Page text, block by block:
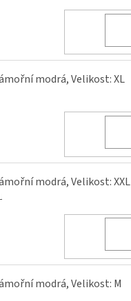
modrá, Velikost: XL
modrá, Velikost: XXL
modrá, Velikost: M